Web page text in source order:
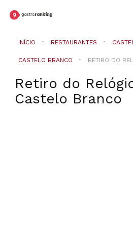
INÍCIO RESTAURANTES
CASTELO BRANCO RETIRO DO
Retiro do
Castelo Branco